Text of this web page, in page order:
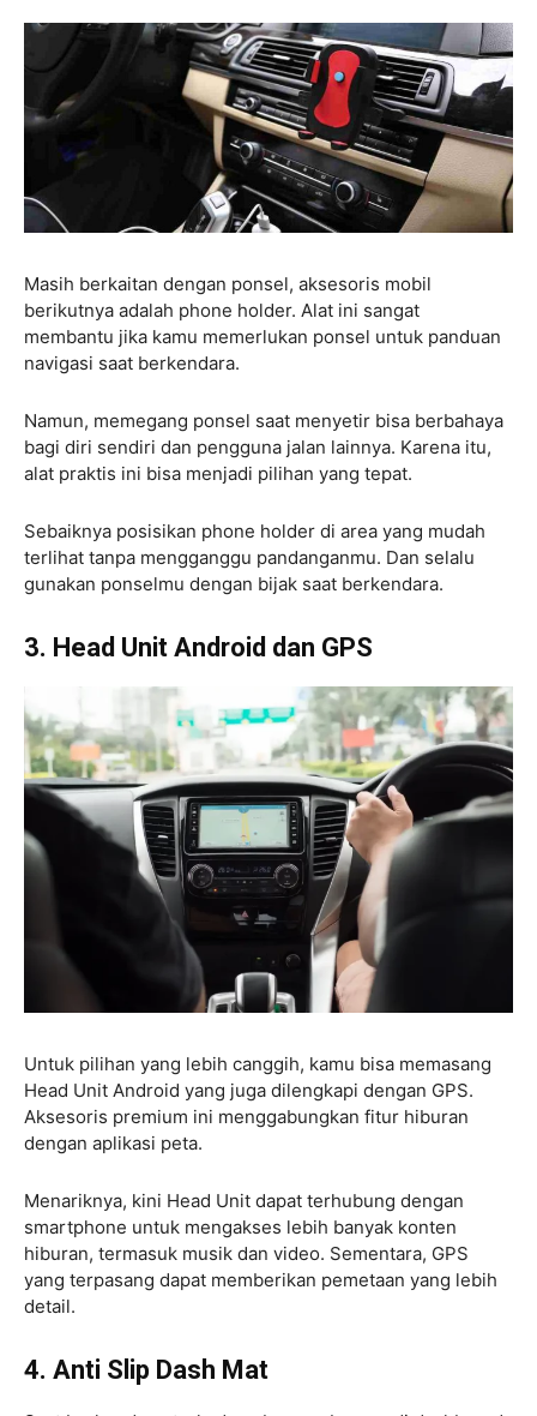
Masih berkaitan dengan ponsel, aksesoris mobil
berikutnya adalah phone holder. Alat ini sangat
membantu jika kamu memerlukan ponsel untuk panduan
navigasi saat berkendara.
Namun, memegang ponsel saat menyetir bisa berbahaya
bagi diri sendiri dan pengguna jalan lainnya. Karena itu,
alat praktis ini bisa menjadi pilihan yang tepat.
Sebaiknya posisikan phone holder di area yang mudah
terlihat tanpa mengganggu pandanganmu. Dan selalu
gunakan ponselmu dengan bijak saat berkendara.
3. Head Unit Android dan GPS
Untuk pilihan yang lebih canggih, kamu bisa memasang
Head Unit Android yang juga dilengkapi dengan GPS.
Aksesoris premium ini menggabungkan fitur hiburan
dengan aplikasi peta.
Menariknya, kini Head Unit dapat terhubung dengan
smartphone untuk mengakses lebih banyak konten
hiburan, termasuk musik dan video. Sementara, GPS
yang terpasang dapat memberikan pemetaan yang lebih
detail.
4. Anti Slip Dash Mat